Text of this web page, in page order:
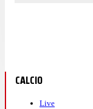
CALCIO
Live